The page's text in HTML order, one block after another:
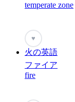
temperate zone
♥
火の英語
ファイア
fire